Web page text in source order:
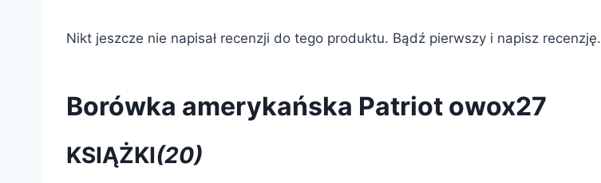
Nikt jeszcze nie napisał recenzji do tego produktu. Bądź pierwszy i napisz recenzję.
Borówka amerykańska Patriot owox27
KSIĄŻKI(20)